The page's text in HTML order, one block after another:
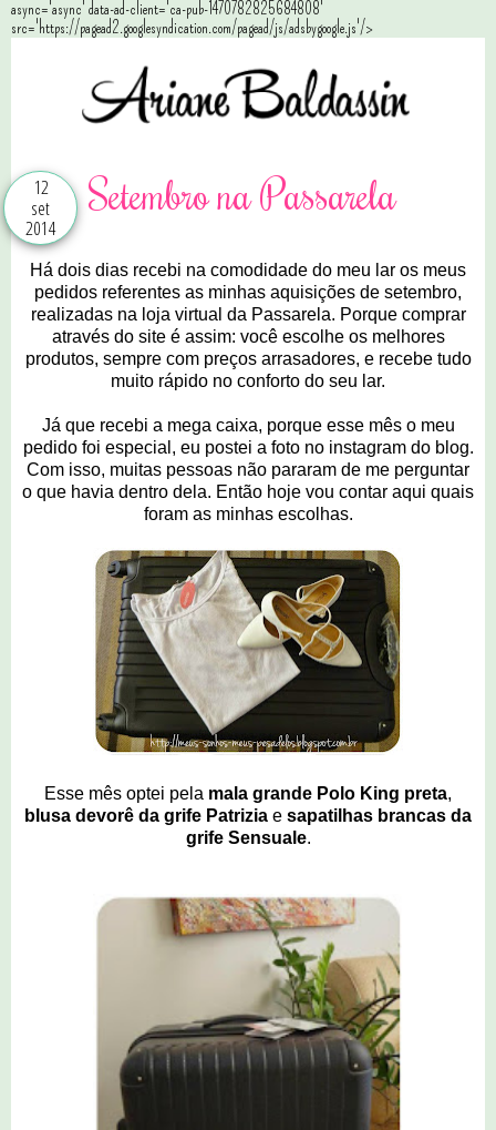
async='async' data-ad-client='ca-pub-1470782825684808'
src='https://pagead2.googlesyndication.com/pagead/js/adsbygoogle.js'/>
12
set
2014
Setembro na Passarela
Há dois dias recebi na comodidade do meu lar os meus
pedidos referentes as minhas aquisições de setembro,
realizadas na loja virtual da Passarela. Porque comprar
através do site é assim: você escolhe os melhores
produtos, sempre com preços arrasadores, e recebe tudo
muito rápido no conforto do seu lar.
Já que recebi a mega caixa, porque esse mês o meu
pedido foi especial, eu postei a foto no instagram do blog.
Com isso, muitas pessoas não pararam de me perguntar
o que havia dentro dela. Então hoje vou contar aqui quais
foram as minhas escolhas.
Esse mês optei pela mala grande Polo King preta,
blusa devorê da grife Patrizia e sapatilhas brancas da
grife Sensuale.